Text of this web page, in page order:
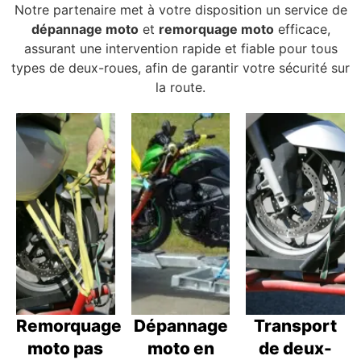
Notre partenaire met à votre disposition un service de
dépannage motoet remorquage motoefficace,
assurant une intervention rapide et fiable pour tous
types de deux-roues, afin de garantir votre sécurité sur
la route.
Remorquage
moto pas
Dépannage
moto en
Transport
de deux-